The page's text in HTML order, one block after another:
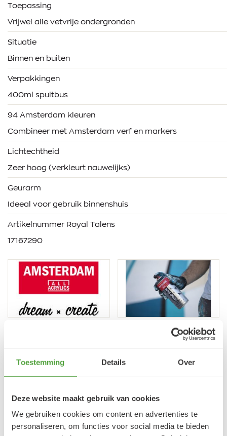
Toestemming Details Over
Deze website maakt gebruik van cookies
We gebruiken cookies om content en advertenties te
personaliseren, om functies voor social media te bieden
Toepassing
Vrijwel alle vetvrije ondergronden
Situatie
Binnen en buiten
Verpakkingen
400ml spuitbus
94 Amsterdam kleuren
Combineer met Amsterdam verf en markers
Lichtechtheid
Zeer hoog (verkleurt nauwelijks)
Geurarm
Ideeal voor gebruik binnenshuis
Artikelnummer Royal Talens
17167290
Bereikbaar ma 13:30-17:30; di-vr 9:00-17:30; za 9:00-